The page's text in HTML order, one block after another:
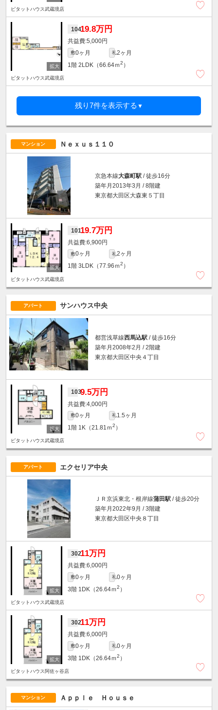
ピタットハウス武蔵境店
10419.8万円
5,000円
敷0ヶ月 礼2ヶ月
1階 2LDK（66.64ｍ2 ）
ピタットハウス武蔵境店
残り7件を表示する ▼
マンション Ｎｅｘｕｓ１１０
京急本線大森町駅 / 徒歩16分
築年月2013年3月 / 8階建
東京都大田区大森東５丁目
10119.7万円
6,900円
敷0ヶ月 礼2ヶ月
1階 3LDK（77.96ｍ2 ）
ピタットハウス武蔵境店
アパート サンハウス中央
都営浅草線西馬込駅 / 徒歩16分
築年月2008年2月 / 2階建
東京都大田区中央４丁目
1039.5万円
4,000円
敷0ヶ月 礼1.5ヶ月
1階 1K（21.81ｍ2 ）
ピタットハウス武蔵境店
アパート エクセリア中央
ＪＲ京浜東北・根岸線蒲田駅 / 徒歩20分
築年月2022年9月 / 3階建
東京都大田区中央８丁目
30211万円
6,000円
敷0ヶ月 礼0ヶ月
3階 1DK（26.64ｍ2 ）
ピタットハウス武蔵境店
30211万円
6,000円
敷0ヶ月 礼0ヶ月
3階 1DK（26.64ｍ2 ）
ピタットハウス阿佐ヶ谷店
マンション Ａｐｐｌｅ Ｈｏｕｓｅ